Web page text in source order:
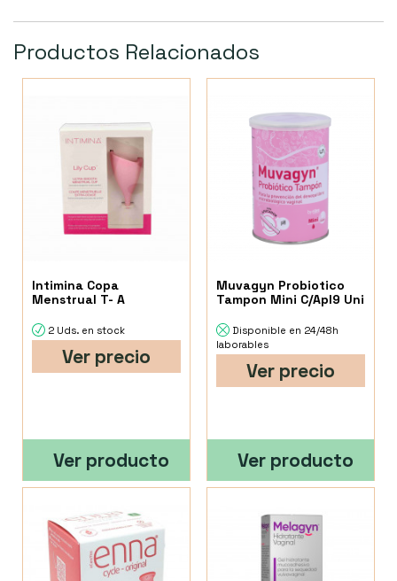
Productos Relacionados
Intimina Copa
Menstrual T- A
2 Uds. en stock
Ver precio
Ver producto
Muvagyn Probiotico
Tampon Mini C/Apl9 Uni
Disponible en 24/48h
laborables
Ver precio
Ver producto